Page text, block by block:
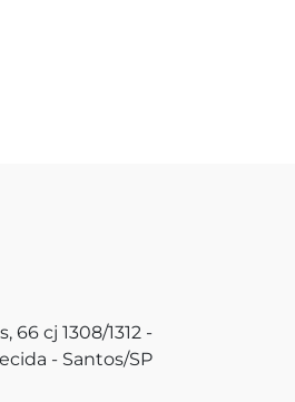
cj 1308/1312 -
- Santos/SP